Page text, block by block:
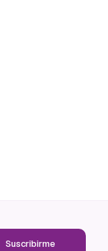
Suscribirme